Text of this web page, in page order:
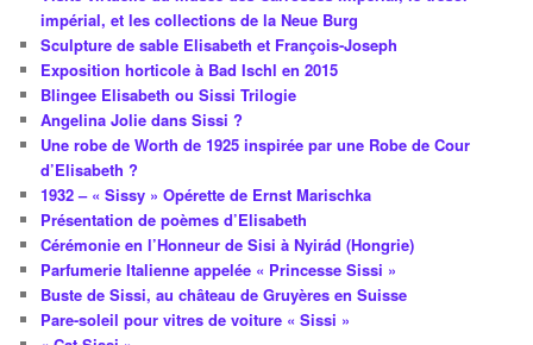
impérial, et les collections de la Neue Burg
Sculpture de sable Elisabeth et François-Joseph
Exposition horticole à Bad Ischl en 2015
Blingee Elisabeth ou Sissi Trilogie
Angelina Jolie dans Sissi ?
Une robe de Worth de 1925 inspirée par une Robe de Cour
d’Elisabeth ?
1932 – « Sissy » Opérette de Ernst Marischka
Présentation de poèmes d’Elisabeth
Cérémonie en l’Honneur de Sisi à Nyirád (Hongrie)
Parfumerie Italienne appelée « Princesse Sissi »
Buste de Sissi, au château de Gruyères en Suisse
Pare-soleil pour vitres de voiture « Sissi »